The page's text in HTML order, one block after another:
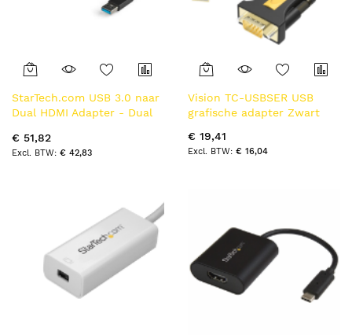
StarTech.com USB 3.0 naar
Dual HDMI Adapter - Dual
Externe video & grafische
kaart - USB Type-A naar
€ 51,82
€ 42,83
Vision TC-USBSER USB
grafische adapter Zwart
€ 19,41
€ 16,04